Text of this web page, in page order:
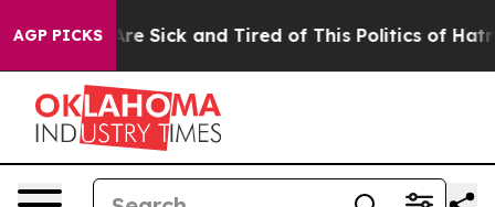
AGP PICKSAre Sick and Tired of This Politics of Hatred”